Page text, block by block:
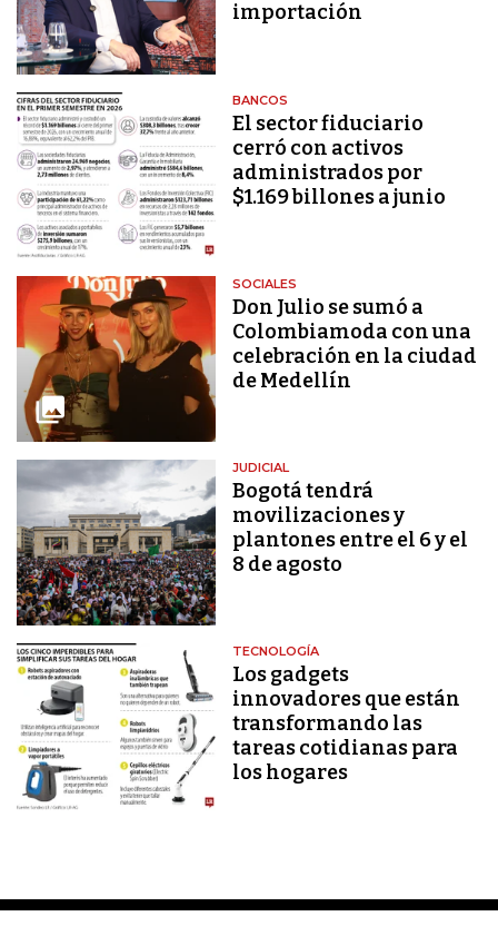
importación
BANCOS
El sector fiduciario
cerró con activos
administrados por
$1.169 billones a junio
SOCIALES
Don Julio se sumó a
Colombiamoda con una
celebración en la ciudad
de Medellín
JUDICIAL
Bogotá tendrá
movilizaciones y
plantones entre el 6 y el
8 de agosto
TECNOLOGÍA
Los gadgets
innovadores que están
transformando las
tareas cotidianas para
los hogares